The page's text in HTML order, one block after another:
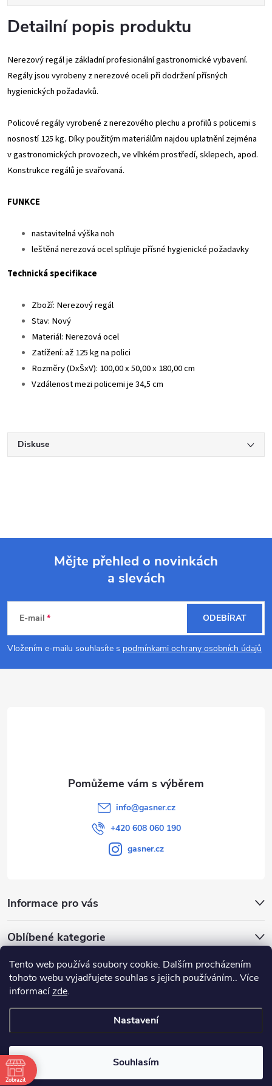
Tento web používá soubory cookie. Dalším procházením
tohoto webu vyjadřujete souhlas s jejich používáním.. Více
informacízde.
Nastavení
Souhlasím
Detailní popis produktu
Nerezový regál je základní profesionální gastronomické vybavení.
Regály jsou vyrobeny z nerezové oceli při dodržení přísných
hygienických požadavků.
Policové regály vyrobené z nerezového plechu a profilů s policemi s
nosností 125 kg. Díky použitým materiálům najdou uplatnění zejména
v gastronomických provozech, ve vlhkém prostředí, sklepech, apod.
Konstrukce regálů je svařovaná.
FUNKCE
nastavitelná výška noh
leštěná nerezová ocel splňuje přísné hygienické požadavky
Technická specifikace
Zboží: Nerezový regál
Stav: Nový
Materiál: Nerezová ocel
Zatížení: až 125 kg na polici
Rozměry (DxŠxV): 100,00 x 50,00 x 180,00 cm
Vzdálenost mezi policemi je 34,5 cm
Diskuse
p
a
Mějte přehled o novinkách
a slevách
E-mail
Vložením e-mailu souhlasíte s podmínkami ochrany osobních údajů
ODEBÍRAT
info@gasner.cz
+420 608 060 190
gasner.cz
Informace pro vás
Oblíbené kategorie
Přijímáme online platby
Copyright 2026GASNER. Všechna práva vyhrazena.
Zobrazit